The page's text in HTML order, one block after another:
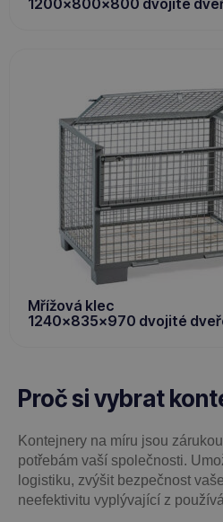
Mřížová klec
1240x835x970 dvojité
Proč si vybrat
Kontejnery na míru jsou
potřebám vaší společnosti.
logistiku, zvýšit bezpečnost
neefektivitu vyplývající z